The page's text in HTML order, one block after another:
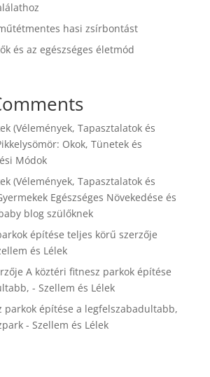
hasi zsírbontást
és az egészséges életmód
(Vélemények, Tapasztalatok és
Okok, Tünetek és
Módok
(Vélemények, Tapasztalatok és
Egészséges Növekedése és
blog szülőknek
építése teljes körű szerzője
és Lélek
A köztéri fitnesz parkok építése
- Szellem és Lélek
parkok építése a legfelszabadultabb,
- Szellem és Lélek